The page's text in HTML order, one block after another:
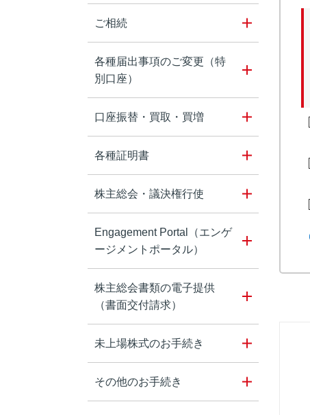
ご相続
各種届出事項のご変更（特
別口座）
口座振替・買取・買増
各種証明書
株主総会・議決権行使
Engagement Portal（エンゲ
ージメントポータル）
株主総会書類の電子提供
（書面交付請求）
未上場株式のお手続き
その他のお手続き